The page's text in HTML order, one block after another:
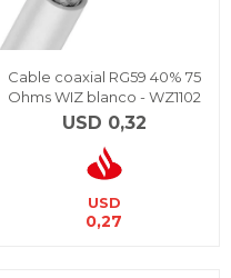
Cable coaxial RG59 40% 75
Ohms WIZ blanco - WZ1102
USD 0,32
USD
0,27